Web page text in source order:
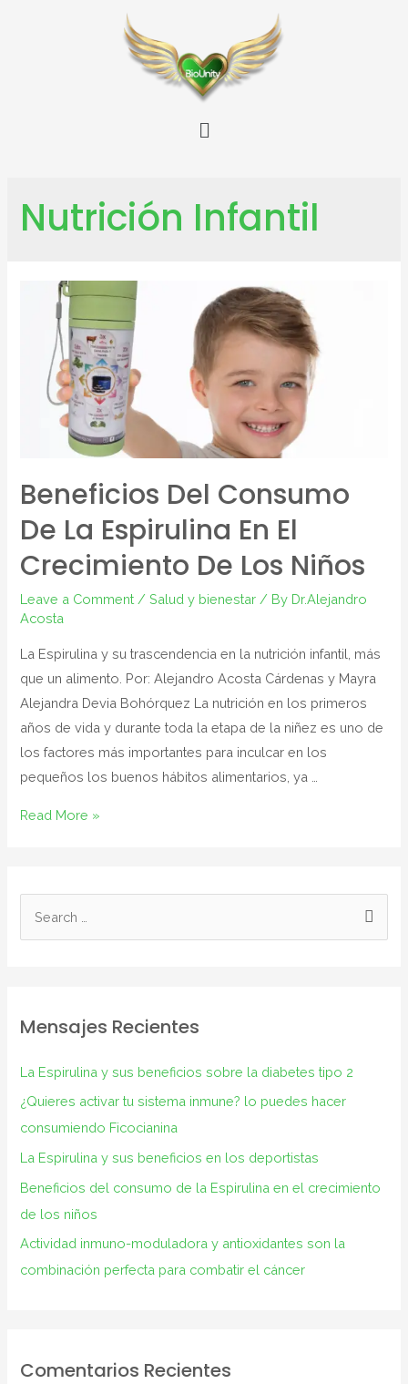
Nutrición Infantil
Beneficios Del Consumo
De La Espirulina En El
Crecimiento De Los Niños
Leave a Comment /Salud y bienestar / By Dr.Alejandro
Acosta
La Espirulina y su trascendencia en la nutrición infantil, más
que un alimento. Por: Alejandro Acosta Cárdenas y Mayra
Alejandra Devia Bohórquez La nutrición en los primeros
años de vida y durante toda la etapa de la niñez es uno de
los factores más importantes para inculcar en los
pequeños los buenos hábitos alimentarios, ya …
Read More »
Mensajes Recientes
La Espirulina y sus beneficios sobre la diabetes tipo 2
¿Quieres activar tu sistema inmune? lo puedes hacer
consumiendo Ficocianina
La Espirulina y sus beneficios en los deportistas
Beneficios del consumo de la Espirulina en el crecimiento
de los niños
Actividad inmuno-moduladora y antioxidantes son la
combinación perfecta para combatir el cáncer
Comentarios Recientes